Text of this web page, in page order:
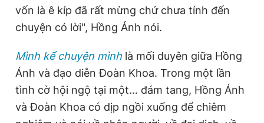
vốn là ê kíp đã rất mừng chứ chưa tính đến
chuyện có lời", Hồng Ánh nói.
Mình kể chuyện mình là mối duyên giữa Hồng
Ánh và đạo diễn Đoàn Khoa. Trong một lần
tình cờ hội ngộ tại một… đám tang, Hồng Ánh
và Đoàn Khoa có dịp ngồi xuống để chiêm